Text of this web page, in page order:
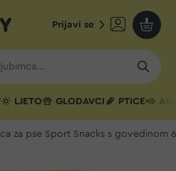
Prijavi se
Moja
LJETO GLODAVCI PTICE
za pse Sport Snacks s govedinom